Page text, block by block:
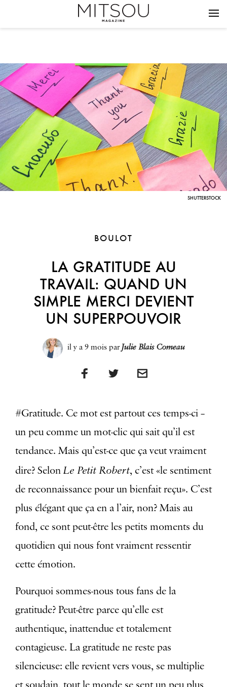
SHUTTERSTOCK
BOULOT
LA GRATITUDE AU
TRAVAIL: QUAND UN
SIMPLE MERCI DEVIENT
UN SUPERPOUVOIR
il y a 9 moisparJulie Blais Comeau
#Gratitude. Ce mot est partout ces temps-ci –
un peu comme un mot-clic qui sait qu’il est
tendance. Mais qu’est-ce que ça veut vraiment
dire? SelonLe Petit Robert, c’est «le sentiment
de reconnaissance pour un bienfait reçu». C’est
plus élégant que ça en a l’air, non? Mais au
fond, ce sont peut-être les petits moments du
quotidien qui nous font vraiment ressentir
cette émotion.
Pourquoi sommes-nous tous fans de la
gratitude? Peut-être parce qu’elle est
authentique, inattendue et totalement
contagieuse. La gratitude ne reste pas
silencieuse: elle revient vers vous, se multiplie